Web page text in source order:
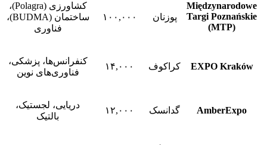
Międzynarodowe
Targi Poznańskie
(MTP)
پوزنان ۱۰۰,۰۰۰
کشاورزی (Polagra)،
ساختمان (BUDMA)،
فناوری
EXPO Kraków کراکوف ۱۴,۰۰۰
کنفرانس‌ها، پزشکی،
فناوری‌های نوین
AmberExpo گدانسک ۱۲,۰۰۰
دریایی، لجستیک،
بالتیک